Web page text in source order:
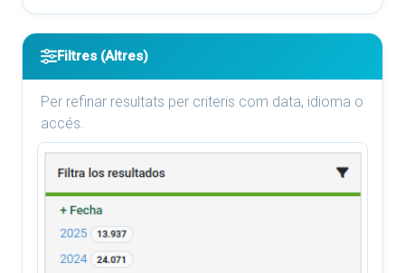
Filtres (Altres)
Per refinar resultats per criteris com data, idioma o
accés.